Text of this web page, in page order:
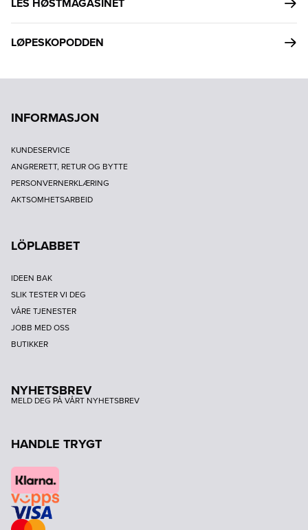
LØPESKOPODDEN
INFORMASJON
KUNDESERVICE
ANGRERETT, RETUR OG BYTTE
PERSONVERNERKLÆRING
AKTSOMHETSARBEID
LÖPLABBET
IDEEN BAK
SLIK TESTER VI DEG
VÅRE TJENESTER
JOBB MED OSS
BUTIKKER
NYHETSBREV
MELD DEG PÅ VÅRT NYHETSBREV
HANDLE TRYGT